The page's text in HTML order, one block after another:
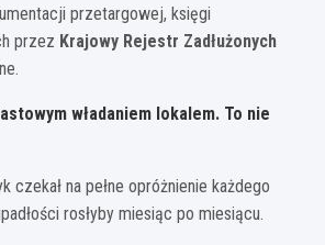
przetargowej, księgi
przez Krajowy Rejestr Zadłużonych
władaniem lokalem. To nie
na pełne opróżnienie każdego
rosłyby miesiąc po miesiącu.